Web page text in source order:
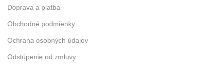
Doprava a platba
Obchodné podmienky
Ochrana osobných údajov
Odstúpenie od zmluvy